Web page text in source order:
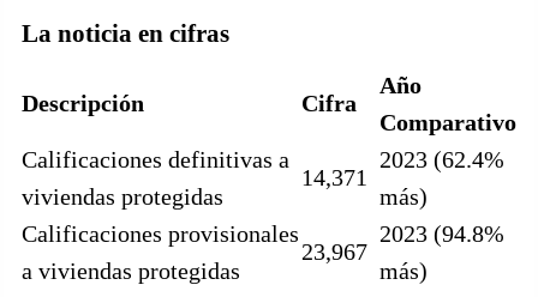
La noticia en cifras
Descripción Cifra
Año
Comparativo
Calificaciones definitivas a
viviendas protegidas
14,371
2023 (62.4%
más)
Calificaciones provisionales
a viviendas protegidas
23,967
2023 (94.8%
más)